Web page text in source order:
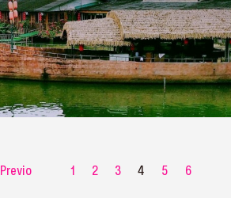
Previo 1 2 3 4 5 6